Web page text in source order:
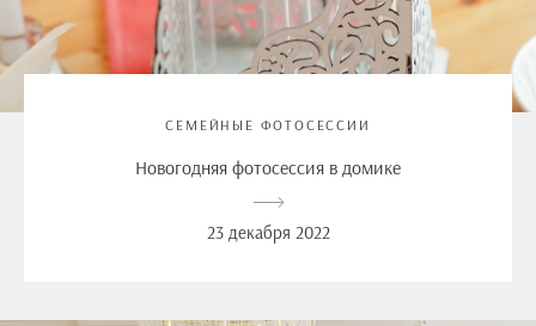
СЕМЕЙНЫЕ ФОТОСЕССИИ
Новогодняя фотосессия в домике
23 декабря 2022